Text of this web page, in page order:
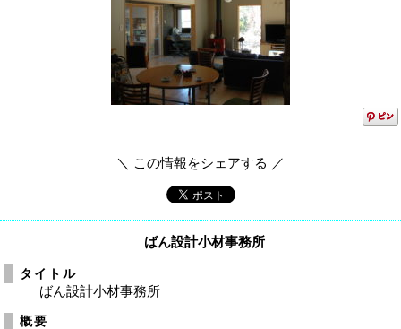
＼ この情報をシェアする ／
ばん設計小材事務所
タイトル
ばん設計小材事務所
概要